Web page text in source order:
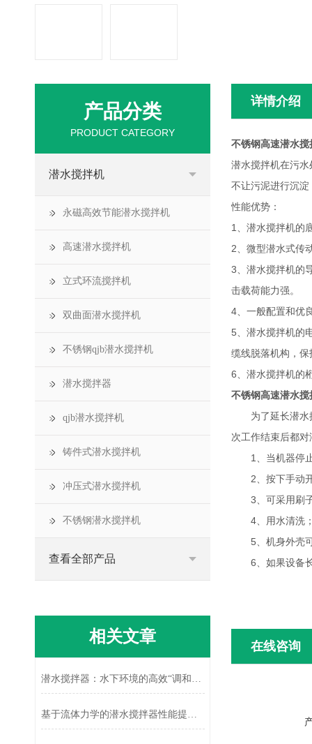
详情介绍
不锈钢高速潜水搅
潜水搅拌机在污
不让污泥进行沉
性能优势：
1、潜水搅拌机的
2、微型潜水式传
3、潜水搅拌机的
击载荷能力强。
4、一般配置和优
5、潜水搅拌机的
缆线脱落机构，
6、潜水搅拌机的
不锈钢高速潜水搅
为了延长潜水搅
次工作结束后都
1、当机器停止
2、按下手动开
3、可采用刷子
4、用水清洗
5、机身外壳可
6、如果设备长
在线咨询
产品分类
PRODUCT CATEGORY
潜水搅拌机
永磁高效节能潜水搅拌机
高速潜水搅拌机
立式环流搅拌机
双曲面潜水搅拌机
不锈钢qjb潜水搅拌机
潜水搅拌器
qjb潜水搅拌机
铸件式潜水搅拌机
冲压式潜水搅拌机
不锈钢潜水搅拌机
查看全部产品
相关文章
潜水搅拌器：水下环境的高效“调和师”
基于流体力学的潜水搅拌器性能提升技术